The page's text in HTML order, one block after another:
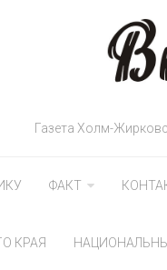
Газета Холм-
ФАКТ
КРАЯ